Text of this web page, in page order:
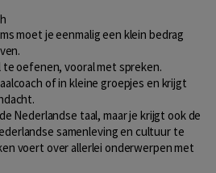
moet je eenmalig een klein bedrag
te oefenen, vooral met spreken.
of in kleine groepjes en krijgt
Nederlandse taal, maar je krijgt ook de
samenleving en cultuur te
voert over allerlei onderwerpen met